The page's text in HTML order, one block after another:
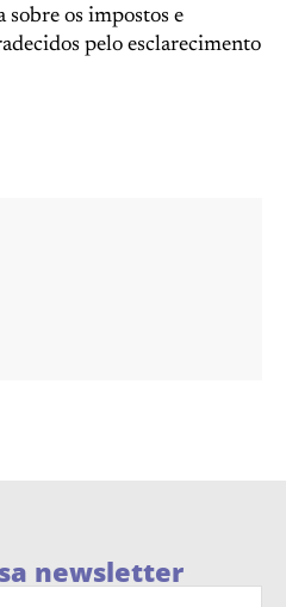
sobre os impostos e
pelo esclarecimento
newsletter